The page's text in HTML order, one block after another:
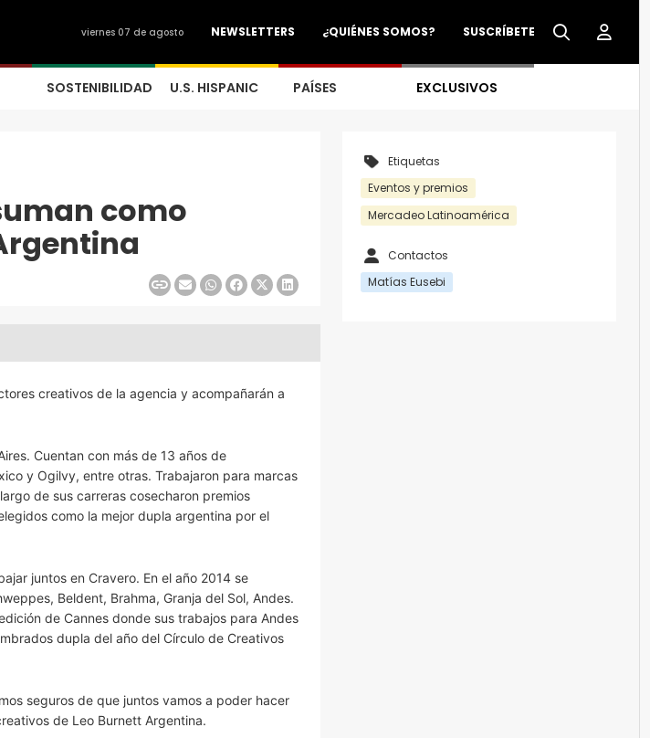
SUSCRÍBETE
¿QUIÉNES SOMOS?
NEWSLETTERS
viernes 07 de agosto
SOSTENIBILIDAD U.S. HISPANIC PAÍSES EXCLUSIVOS
como
creativos de la agencia y acompañarán a
Cuentan con más de 13 años de
y Ogilvy, entre otras. Trabajaron para marcas
de sus carreras cosecharon premios
como la mejor dupla argentina por el
juntos en Cravero. En el año 2014 se
Beldent, Brahma, Granja del Sol, Andes.
de Cannes donde sus trabajos para Andes
dupla del año del Círculo de Creativos
seguros de que juntos vamos a poder hacer
de Leo Burnett Argentina.
Etiquetas
Eventos y premios
Mercadeo Latinoamérica
Contactos
Matías Eusebi